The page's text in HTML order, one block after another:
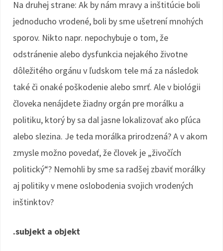
Na druhej strane: Ak by nám mravy a inštitúcie boli
jednoducho vrodené, boli by sme ušetrení mnohých
sporov. Nikto napr. nepochybuje o tom, že
odstránenie alebo dysfunkcia nejakého životne
dôležitého orgánu v ľudskom tele má za následok
také či onaké poškodenie alebo smrť. Ale v biológii
človeka nenájdete žiadny orgán pre morálku a
politiku, ktorý by sa dal jasne lokalizovať ako pľúca
alebo slezina. Je teda morálka prirodzená? A v akom
zmysle možno povedať, že človek je „živočích
politický“? Nemohli by sme sa radšej zbaviť morálky
aj politiky v mene oslobodenia svojich vrodených
inštinktov?
.subjekt a objekt